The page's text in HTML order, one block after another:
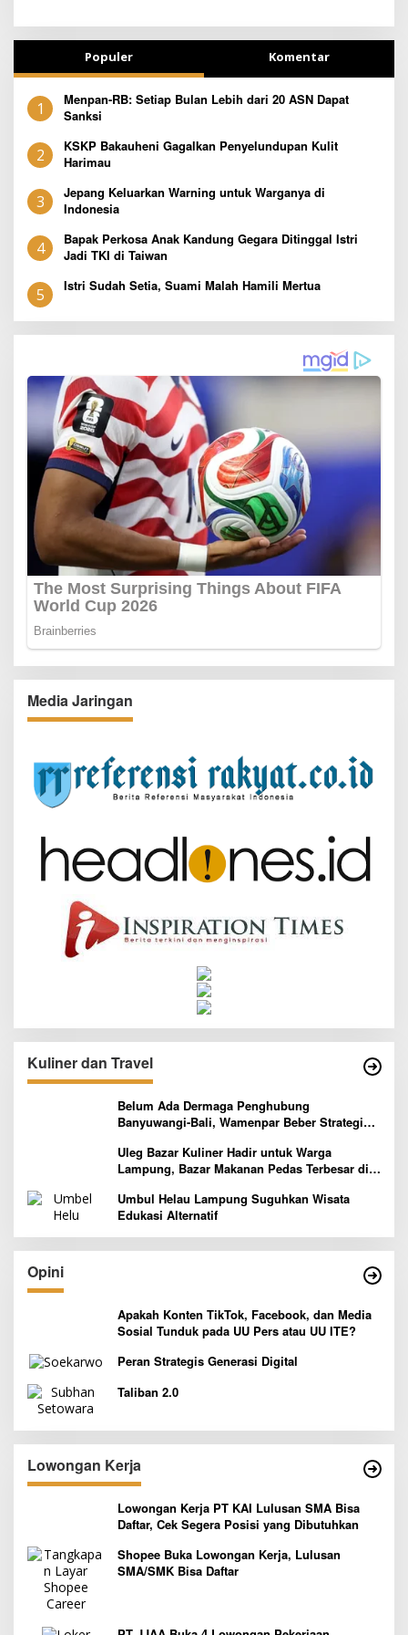
Populer Komentar
1
Menpan-RB: Setiap Bulan Lebih dari 20 ASN Dapat
Sanksi
2
KSKP Bakauheni Gagalkan Penyelundupan Kulit
Harimau
3
Jepang Keluarkan Warning untuk Warganya di
Indonesia
4
Bapak Perkosa Anak Kandung Gegara Ditinggal Istri
Jadi TKI di Taiwan
5 Istri Sudah Setia, Suami Malah Hamili Mertua
Media Jaringan
Kuliner dan Travel
Belum Ada Dermaga Penghubung
Banyuwangi-Bali, Wamenpar Beber Strategi
Uleg Bazar Kuliner Hadir untuk Warga
Lampung, Bazar Makanan Pedas Terbesar di
Umbul Helau Lampung Suguhkan Wisata
Edukasi Alternatif
Opini
Apakah Konten TikTok, Facebook, dan Media
Sosial Tunduk pada UU Pers atau UU ITE?
Peran Strategis Generasi Digital
Taliban 2.0
Lowongan Kerja
Lowongan Kerja PT KAI Lulusan SMA Bisa
Daftar, Cek Segera Posisi yang Dibutuhkan
Shopee Buka Lowongan Kerja, Lulusan
SMA/SMK Bisa Daftar